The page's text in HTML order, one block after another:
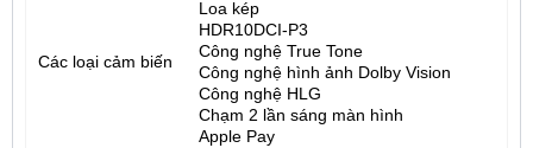
Các loại cảm biến
Loa kép
HDR10DCI-P3
Công nghệ True Tone
Công nghệ hình ảnh Dolby Vision
Công nghệ HLG
Chạm 2 lần sáng màn hình
Apple Pay